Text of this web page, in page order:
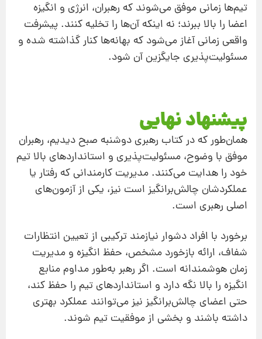
تیم‌ها زمانی موفق می‌شوند که رهبران، انرژی و انگیزه
اعضا را بالا ببرند؛ نه اینکه آن‌ها را تخلیه کنند. پیشرفت
واقعی زمانی آغاز می‌شود که بهانه‌ها کنار گذاشته شده و
مسئولیت‌پذیری جایگزین آن شود.
پیشنهاد نهایی
همان‌طور که در کتاب رهبری دوشنبه صبح دیدیم، رهبران
موفق با وضوح، مسئولیت‌پذیری و استانداردهای بالا تیم
خود را هدایت می‌کنند. مدیریت کارمندانی که رفتار یا
عملکردشان چالش‌برانگیز است نیز، یکی از آزمون‌های
اصلی رهبری است.
برخورد با افراد دشوار نیازمند ترکیبی از تعیین انتظارات
شفاف، ارائه بازخورد مشخص، حفظ انگیزه و مدیریت
زمان هوشمندانه است. اگر رهبر به‌طور مداوم منابع
انگیزه را بالا نگه دارد و استانداردهای تیم را حفظ کند،
حتی اعضای چالش‌برانگیز نیز می‌توانند عملکرد بهتری
داشته باشند و بخشی از موفقیت تیم شوند.